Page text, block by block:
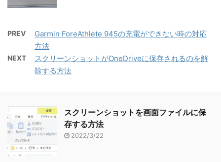
PREV
Garmin ForeAthlete 945の充電ができない時の対応
方法
NEXT
スクリーンショットがOneDriveに保存されるのを解
除する方法
スクリーンショットを画面ファイルに保
存する方法
2022/3/22